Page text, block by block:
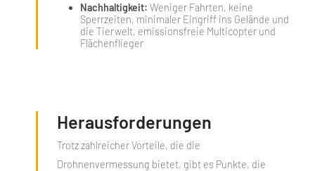
Nachhaltigkeit: Weniger Fahrten, keine
Sperrzeiten, minimaler Eingriff ins Gelände und
die Tierwelt, emissionsfreie Multicopter und
Flächenflieger
Herausforderungen
Trotz zahlreicher Vorteile, die die
Drohnenvermessung bietet, gibt es Punkte, die